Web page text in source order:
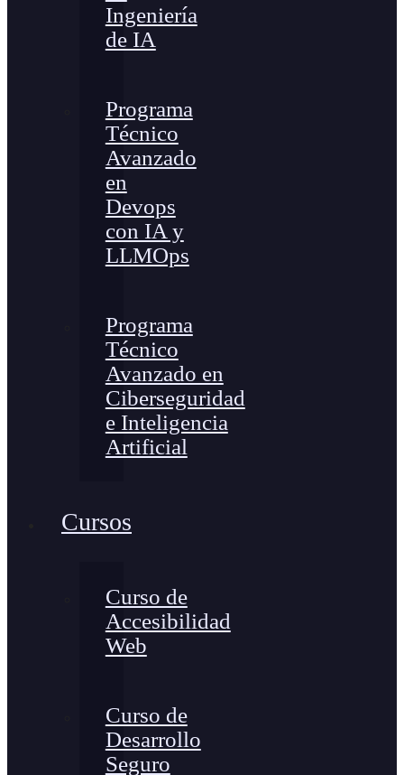
Ingeniería
de IA
Programa
Técnico
Avanzado
en
Devops
con IA y
LLMOps
Programa
Técnico
Avanzado en
Ciberseguridad
e Inteligencia
Artificial
Cursos
Curso de
Accesibilidad
Web
Curso de
Desarrollo
Seguro